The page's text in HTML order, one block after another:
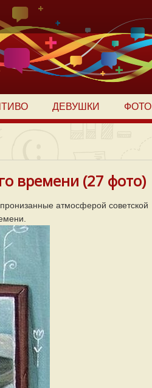
ДЕВУШКИ ФОТО
времени (27 фото)
атмосферой советской